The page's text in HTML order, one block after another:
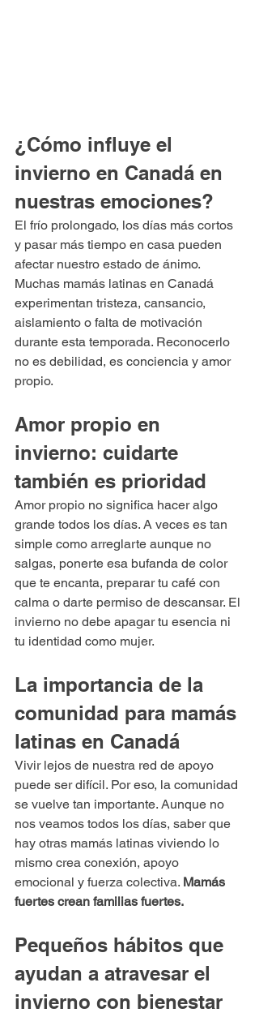
¿Cómo influye el
invierno en Canadá en
nuestras emociones?
El frío prolongado, los días más cortos
y pasar más tiempo en casa pueden
afectar nuestro estado de ánimo.
Muchas mamás latinas en Canadá
experimentan tristeza, cansancio,
aislamiento o falta de motivación
durante esta temporada. Reconocerlo
no es debilidad, es conciencia y amor
propio.
Amor propio en
invierno: cuidarte
también es prioridad
Amor propio no significa hacer algo
grande todos los días. A veces es tan
simple como arreglarte aunque no
salgas, ponerte esa bufanda de color
que te encanta, preparar tu café con
calma o darte permiso de descansar. El
invierno no debe apagar tu esencia ni
tu identidad como mujer.
La importancia de la
comunidad para mamás
latinas en Canadá
Vivir lejos de nuestra red de apoyo
puede ser difícil. Por eso, la comunidad
se vuelve tan importante. Aunque no
nos veamos todos los días, saber que
hay otras mamás latinas viviendo lo
mismo crea conexión, apoyo
emocional y fuerza colectiva. Mamás
fuertes crean familias fuertes.
Pequeños hábitos que
ayudan a atravesar el
invierno con bienestar